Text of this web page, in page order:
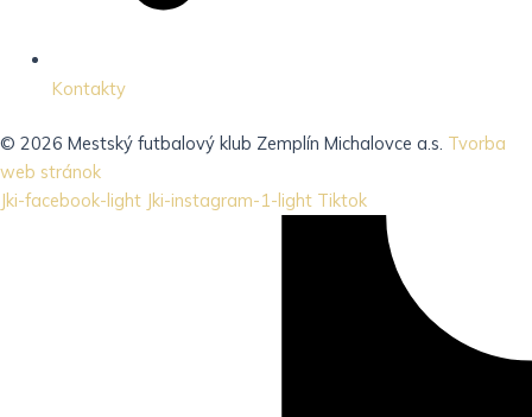
Kontakty
© 2026 Mestský futbalový klub Zemplín Michalovce a.s. Tvorba
web stránok
Jki-facebook-light Jki-instagram-1-light Tiktok